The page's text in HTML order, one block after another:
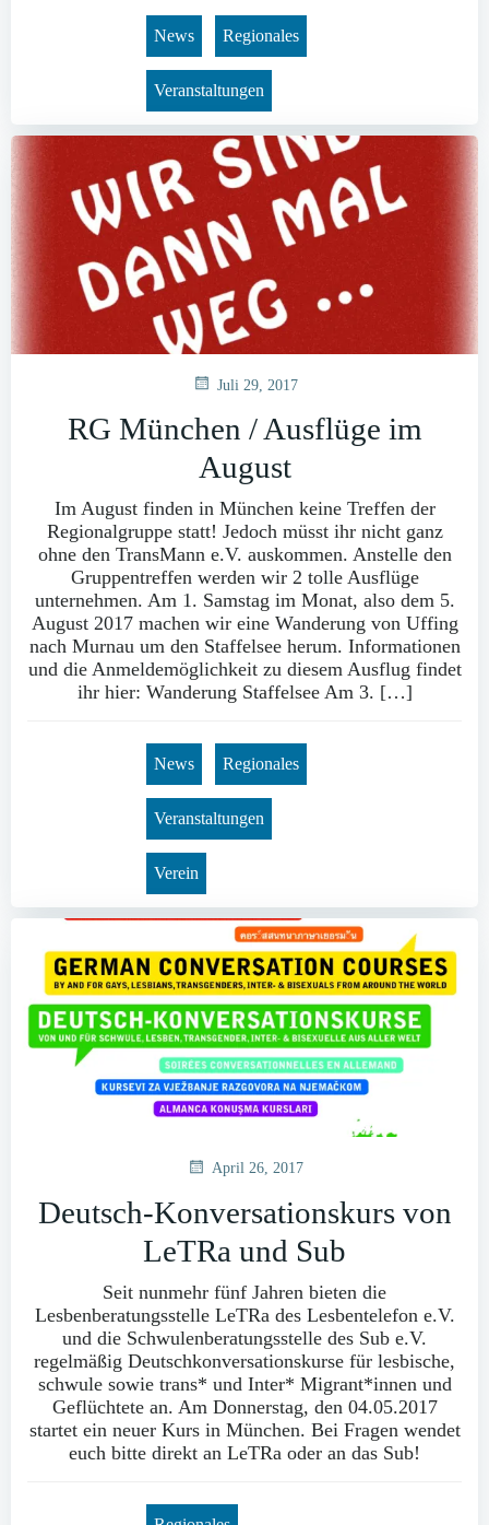
News Regionales
Veranstaltungen
Juli 29, 2017
RG München / Ausflüge im
August
Im August finden in München keine Treffen der
Regionalgruppe statt! Jedoch müsst ihr nicht ganz
ohne den TransMann e.V. auskommen. Anstelle den
Gruppentreffen werden wir 2 tolle Ausflüge
unternehmen. Am 1. Samstag im Monat, also dem 5.
August 2017 machen wir eine Wanderung von Uffing
nach Murnau um den Staffelsee herum. Informationen
und die Anmeldemöglichkeit zu diesem Ausflug findet
ihr hier: Wanderung Staffelsee Am 3. […]
News Regionales
Veranstaltungen
Verein
April 26, 2017
Deutsch-Konversationskurs von
LeTRa und Sub
Seit nunmehr fünf Jahren bieten die
Lesbenberatungsstelle LeTRa des Lesbentelefon e.V.
und die Schwulenberatungsstelle des Sub e.V.
regelmäßig Deutschkonversationskurse für lesbische,
schwule sowie trans* und Inter* Migrant*innen und
Geflüchtete an. Am Donnerstag, den 04.05.2017
startet ein neuer Kurs in München. Bei Fragen wendet
euch bitte direkt an LeTRa oder an das Sub!